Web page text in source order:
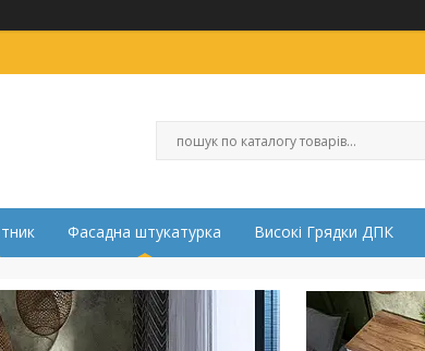
Фасадна штукатурка Високі Грядки ДПК